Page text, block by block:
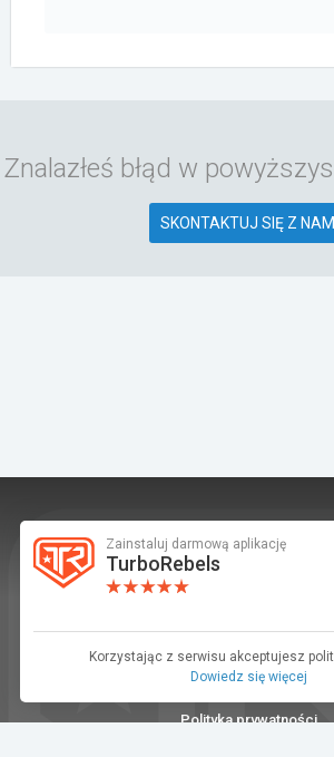
Zainstaluj darmową aplikację
TurboRebels
Korzystając z serwisu akceptujesz
Dowiedz się więcej
Znalazłeś błąd w
SKONTAKTUJ SIĘ Z NAMI
TurboRebels to platforma
aplikacja mobilna dla fanów
Regulamin
Polityka prywatności